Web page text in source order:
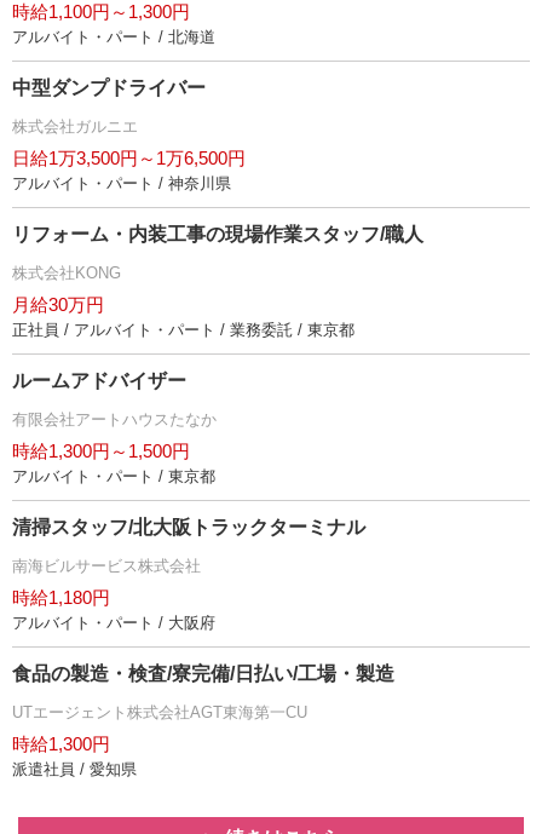
時給1,100円～1,300円
アルバイト・パート / 北海道
中型ダンプドライバー
株式会社ガルニエ
日給1万3,500円～1万6,500円
アルバイト・パート / 神奈川県
リフォーム・内装工事の現場作業スタッフ/職人
株式会社KONG
月給30万円
正社員 / アルバイト・パート / 業務委託 / 東京都
ルームアドバイザー
有限会社アートハウスたなか
時給1,300円～1,500円
アルバイト・パート / 東京都
清掃スタッフ/北大阪トラックターミナル
南海ビルサービス株式会社
時給1,180円
アルバイト・パート / 大阪府
食品の製造・検査/寮完備/日払い/工場・製造
UTエージェント株式会社AGT東海第一CU
時給1,300円
派遣社員 / 愛知県